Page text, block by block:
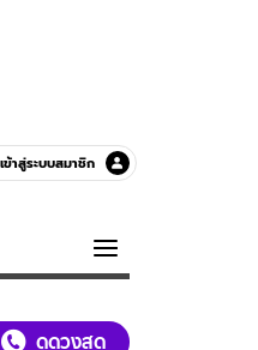
เข้าสู่ระบบสมาชิก
วดูดวงสด